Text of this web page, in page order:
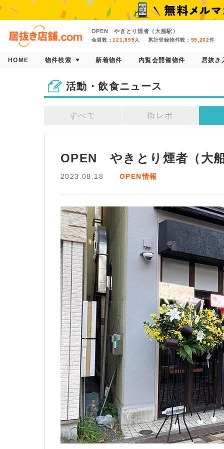
OPEN やきとり煙者（大船駅）
会員数：121,895人 累計登録物件数： 99,262件
HOME 物件検索 新着物件 内覧会開催物件 居抜き
活動・飲食ニュース
すべて 街レポ
OPEN　やきとり煙者（大
2023.08.18 OPEN情報